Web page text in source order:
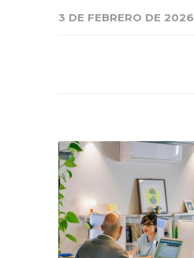
3 DE FEBRERO DE 2026